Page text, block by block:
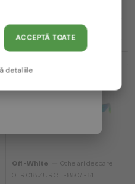
2-4 ZILE
Off-White
Ochelari de soare
OERI018 ZURICH - 8507 - 51
/ EN
ACCEPTĂ TOATE
detaliile